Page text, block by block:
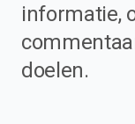
informatie,
doelen.